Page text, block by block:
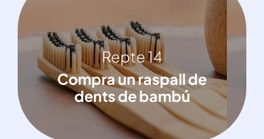
Repte 14
Compra un raspall de
dents de bambú
Repte 14
Compra un raspall de dents de bambú